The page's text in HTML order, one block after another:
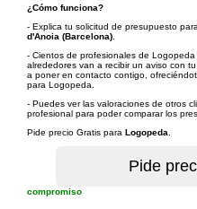
¿Cómo funciona?
- Explica tu solicitud de presupuesto
d'Anoia (Barcelona)
- Cientos de profesionales de
alrededores van a recibir un aviso con
a poner en contacto contigo,
para Logopeda.
- Puedes ver las valoraciones de otros
profesional para poder comparar los
Pide precio Gratis para Logopeda
compromiso